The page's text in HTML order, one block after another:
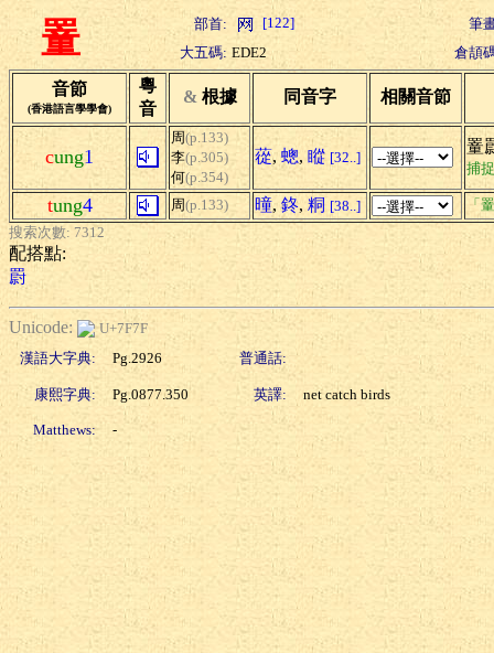
罿 部首: [122]
筆
大五碼: EDE2 倉頡
音節
(香港語言學學會)
粵
音
& 根據 同音字 相關音節
cung1
周(p.133)
李(p.305)
何(p.354)
蓯, 蟌, 瞛 [32..]
罿
捕
tung4 周(p.133) 曈, 鉖, 粡 [38..]
「
搜索次數: 7312
配搭點:
罻
Unicode:
U+7F7F
漢語大字典:
Pg.2926 普通話:
康熙字典: Pg.0877.350 英譯: net catch birds
Matthews: -